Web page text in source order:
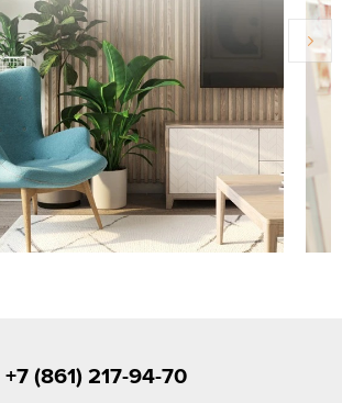
+7 (861) 217-94-70